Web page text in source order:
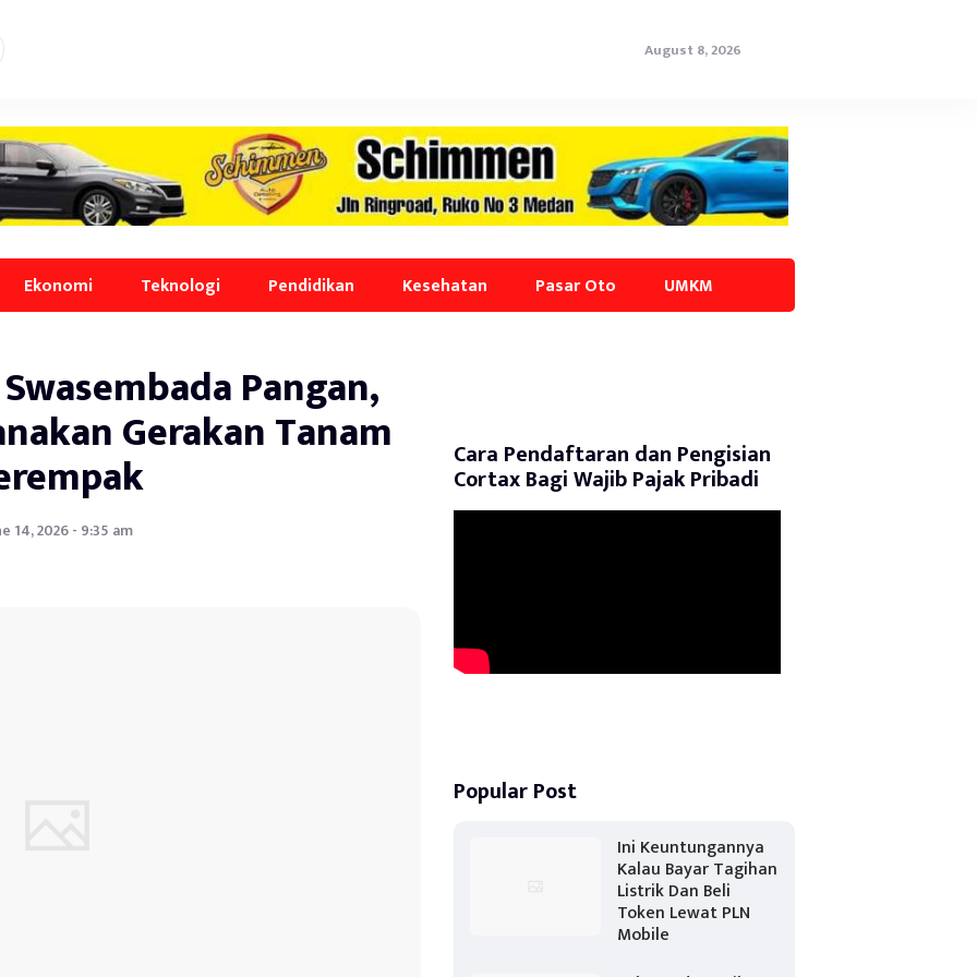
August 8, 2026
Ekonomi Teknologi Pendidikan Kesehatan Pasar Oto UMKM
Pangan,
Gerakan Tanam
14, 2026 - 9:35 am
Cara Pendaftaran dan Pengisian
Cortax Bagi Wajib Pajak Pribadi
Popular Post
Ini Keuntungannya
Kalau Bayar Tagihan
Listrik Dan Beli
Token Lewat PLN
Mobile